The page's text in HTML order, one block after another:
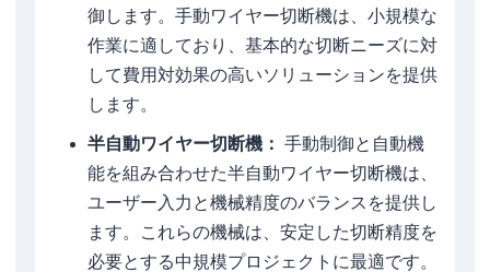
御します。手動ワイヤー切断機は、小規模な
作業に適しており、基本的な切断ニーズに対
して費用対効果の高いソリューションを提供
します。
半自動ワイヤー切断機： 手動制御と自動機
能を組み合わせた半自動ワイヤー切断機は、
ユーザー入力と機械精度のバランスを提供し
ます。これらの機械は、安定した切断精度を
必要とする中規模プロジェクトに最適です。